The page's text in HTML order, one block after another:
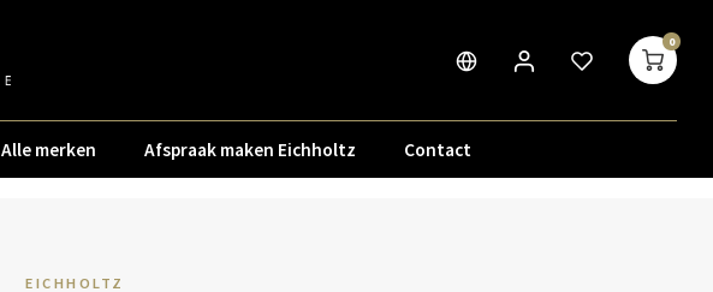
0
Alle merken Afspraak maken Eichholtz Contact
EICHHOLTZ